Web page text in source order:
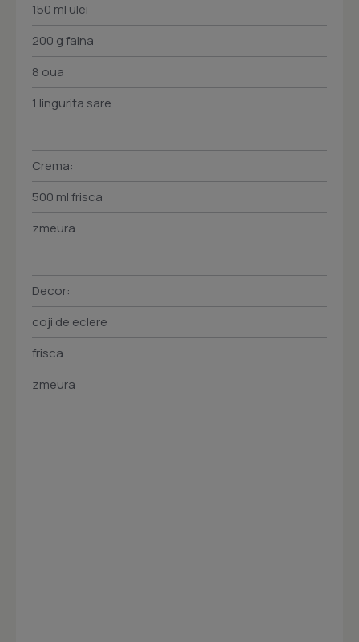
150 ml ulei
200 g faina
8 oua
1 lingurita sare
Crema:
500 ml frisca
zmeura
Decor:
coji de eclere
frisca
zmeura